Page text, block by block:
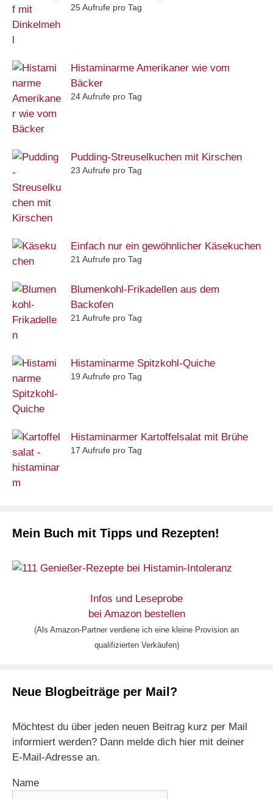
25 Aufrufe pro Tag
Histaminarme Amerikaner wie vom
Bäcker
24 Aufrufe pro Tag
Pudding-Streuselkuchen mit Kirschen
23 Aufrufe pro Tag
Einfach nur ein gewöhnlicher Käsekuchen
21 Aufrufe pro Tag
Blumenkohl-Frikadellen aus dem
Backofen
21 Aufrufe pro Tag
Histaminarme Spitzkohl-Quiche
19 Aufrufe pro Tag
Histaminarmer Kartoffelsalat mit Brühe
17 Aufrufe pro Tag
Mein Buch mit Tipps und Rezepten!
Infos und Leseprobe
bei Amazon bestellen
(Als Amazon-Partner verdiene ich eine kleine Provision an
qualifizierten Verkäufen)
Neue Blogbeiträge per Mail?
Möchtest du über jeden neuen Beitrag kurz per Mail
informiert werden? Dann melde dich hier mit deiner
E-Mail-Adresse an.
Name